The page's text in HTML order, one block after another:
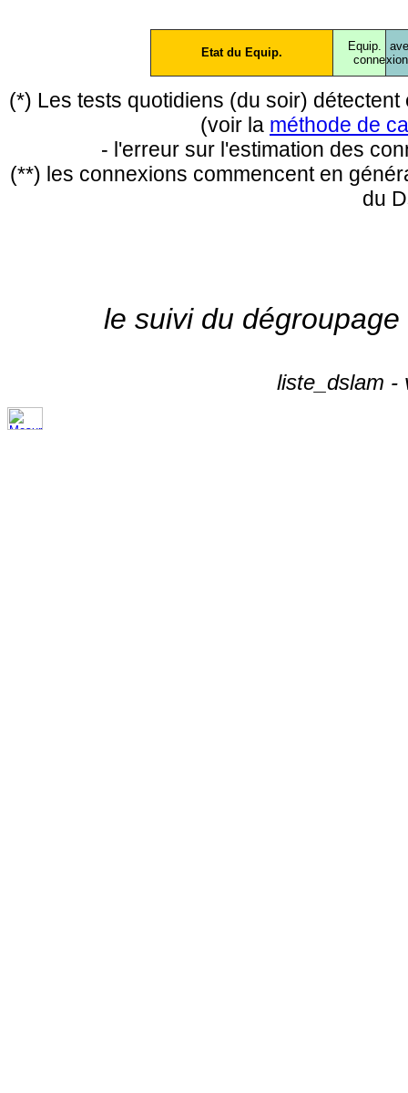
Etat du Equip.
Equip.
conne
(*) Les tests quotidiens (du soir)
(voir la méthode de
- l'erreur sur l'estimation des
(**) les connexions commencent en
du
le suivi du
liste_dslam -